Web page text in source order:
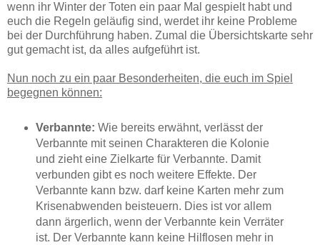
wenn ihr Winter der Toten ein paar Mal gespielt habt und
euch die Regeln geläufig sind, werdet ihr keine Probleme
bei der Durchführung haben. Zumal die Übersichtskarte sehr
gut gemacht ist, da alles aufgeführt ist.
Nun noch zu ein paar Besonderheiten, die euch im Spiel
begegnen können:
Verbannte: Wie bereits erwähnt, verlässt der
Verbannte mit seinen Charakteren die Kolonie
und zieht eine Zielkarte für Verbannte. Damit
verbunden gibt es noch weitere Effekte. Der
Verbannte kann bzw. darf keine Karten mehr zum
Krisenabwenden beisteuern. Dies ist vor allem
dann ärgerlich, wenn der Verbannte kein Verräter
ist. Der Verbannte kann keine Hilflosen mehr in